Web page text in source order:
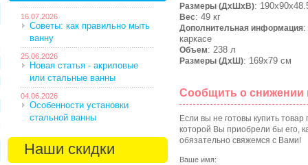
16.07.2026
Советы: как правильно мыть
ванну
25.06.2026
Новая статья - акриловые
или стальные ванны
04.06.2026
Особенности установки
стальной ванны
Наши скидки
Размеры (ДхШхВ):
Вес: 49 кг
Дополнительная информация:
каркасе
Объем: 238 л
Размеры (ДхШ): 169х79 см
Сообщить о снижении
Если вы не готовы купить
которой Вы приобрели бы его,
обязательно свяжемся с Вами!
Ваше имя: